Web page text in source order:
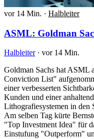
vor 14 Min. · Halbleiter
ASML: Goldman
Halbleiter · vor 14 Min.
Goldman Sachs hat ASML
Conviction List"
einer verbesserten
Kunden und einer
Lithografiesystemen in
Am selben Tag kürte
"Top Investment Idea" für
Einstufung "Outperform"